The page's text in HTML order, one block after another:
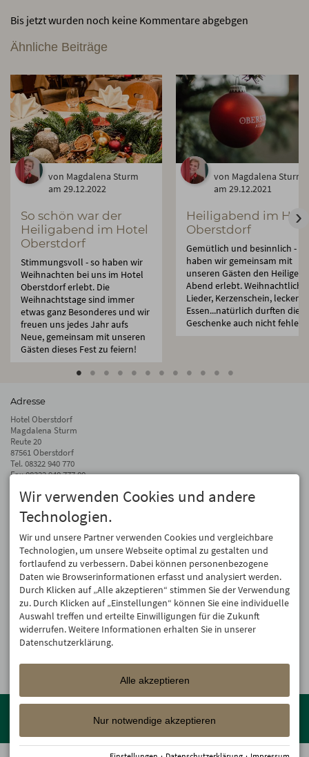
Bis jetzt wurden noch keine Kommentare abgebgen
Ähnliche Beiträge
von Magdalena Sturm
am 29.12.2022
So schön war der
Heiligabend im Hotel
Oberstdorf
Stimmungsvoll - so haben wir
Weihnachten bei uns im Hotel
Oberstdorf erlebt. Die
Weihnachtstage sind immer
etwas ganz Besonderes und wir
freuen uns jedes Jahr aufs
Neue, gemeinsam mit unseren
Gästen dieses Fest zu feiern!
von Magdalena Sturm
am 29.12.2021
Heiligabend im
Oberstdorf
Gemütlich und besinnlich - so
haben wir gemeinsam mit
unseren Gästen den Heiligen
Abend erlebt. Weihnachtliche
Lieder, Kerzenschein, leckeres
Essen...natürlich durften die
Geschenke auch nicht fehlen
Adresse
Hotel Oberstdorf
Magdalena Sturm
Reute 20
87561 Oberstdorf
Tel. 08322 940 770
Fax 08322 940 777 00
info@hotel-oberstdorf.de
Auf dem Laufenden bleiben
Wir geben Ihre E-Mail-Adresse nicht weiter. Wir mögen auch keinen Spam.
Versprochen! Eine Abmeldung ist jederzeit möglich.
Anmelden
Mitglied der Oberstdorf Resort Familien mit den schönsten
Urlaubsunterkünften von der Berghütte bis zum 4-Sterne Superior
Wir verwenden Cookies und andere
Technologien.
Wir und unsere Partner verwenden Cookies und vergleichbare
Technologien, um unsere Webseite optimal zu gestalten und
fortlaufend zu verbessern. Dabei können personenbezogene
Daten wie Browserinformationen erfasst und analysiert werden.
Durch Klicken auf „Alle akzeptieren“ stimmen Sie der Verwendung
zu. Durch Klicken auf „Einstellungen“ können Sie eine individuelle
Auswahl treffen und erteilte Einwilligungen für die Zukunft
widerrufen. Weitere Informationen erhalten Sie in unserer
Datenschutzerklärung.
Alle akzeptieren
Nur notwendige akzeptieren